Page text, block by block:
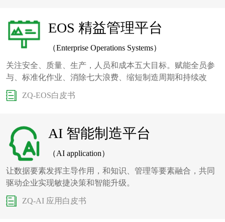
EOS 精益管理平台
（Enterprise Operations Systems）
关注安全、质量、生产，人员和成本五大目标。赋能全员参
与、标准化作业、消除七大浪费、缩短制造周期和持续改
进。实现企业精益智造。
ZQ-EOS白皮书
AI 智能制造平台
（AI application）
让数据要素发挥主导作用，和知识、管理等要素融合，共同
驱动企业实现敏捷决策和智能升级。
ZQ-AI 应用白皮书